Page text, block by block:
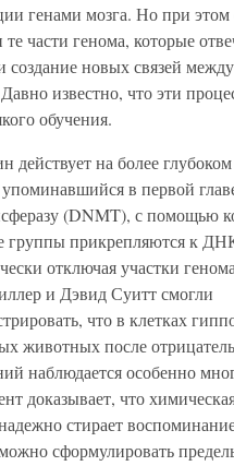
генами мозга. Но при
части генома, которые
создание новых связей
известно, что эти
обучения.
действует на более
упоминавшийся в первой
(DNMT), с помощью
группы прикрепляются к
отключая участки
и Дэвид Суитт смогли
что в клетках
животных после
наблюдается особенно
доказывает, что
стирает
сформулировать